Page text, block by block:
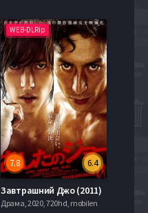
WEB-DLRip
6.4
7.8
Завтрашний Джо (2011)
Драма, 2020, 720hd, mobilen